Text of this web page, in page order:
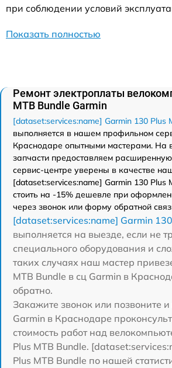
при соблюдении условий
Показать полностью
Ремонт электроплаты
MTB Bundle Garmin
[dataset:services:name] Garmin 130 Plus
выполняется в нашем профильном
Краснодаре опытными мастерами. На
запчасти предоставляем
сервис-центре уверены в качестве
[dataset:services:name] Garmin 130 Plus
стоить на -15% дешевле при
через звонок или форму обратной
[dataset:services:name] Garmin
выполняется на выезде, если не
специального оборудования и
таких случаях наш мастер
MTB Bundle в сц Garmin в
обратно.
Закажите звонок или позвоните
Garmin в Краснодаре
стоимость работ над
Plus MTB Bundle.
Plus MTB Bundle по нашей